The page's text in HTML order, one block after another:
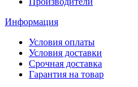
Информация
Условия оплаты
Условия доставки
Срочная доставка
Гарантия на товар